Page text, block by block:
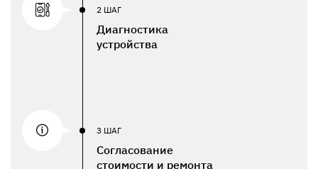
2 ШАГ
Диагностика
устройства
3 ШАГ
Согласование
стоимости и ремонта